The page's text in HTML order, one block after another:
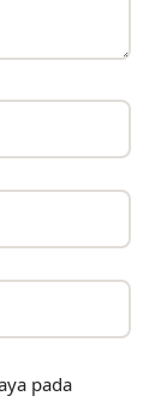
pada